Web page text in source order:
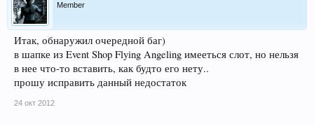
Member
Итак, обнаружил очередной баг)
в шапке из Event Shop Flying Angeling имееться слот, но нельзя
в нее что-то вставить, как будто его нету..
прошу исправить данный недостаток
24 окт 2012